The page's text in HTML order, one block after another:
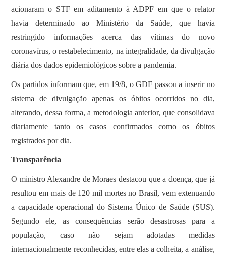
acionaram o STF em aditamento à ADPF em que o relator
havia determinado ao Ministério da Saúde, que havia
restringido informações acerca das vítimas do novo
coronavírus, o restabelecimento, na integralidade, da divulgação
diária dos dados epidemiológicos sobre a pandemia.
Os partidos informam que, em 19/8, o GDF passou a inserir no
sistema de divulgação apenas os óbitos ocorridos no dia,
alterando, dessa forma, a metodologia anterior, que consolidava
diariamente tanto os casos confirmados como os óbitos
registrados por dia.
Transparência
O ministro Alexandre de Moraes destacou que a doença, que já
resultou em mais de 120 mil mortes no Brasil, vem extenuando
a capacidade operacional do Sistema Único de Saúde (SUS).
Segundo ele, as consequências serão desastrosas para a
população, caso não sejam adotadas medidas
internacionalmente reconhecidas, entre elas a colheita, a análise,